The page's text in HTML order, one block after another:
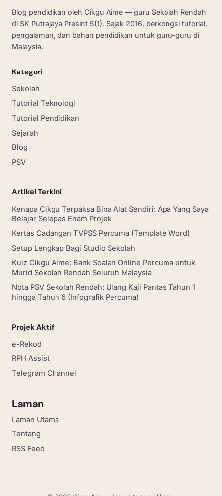
Blog pendidikan oleh Cikgu Aime — guru Sekolah Rendah
di SK Putrajaya Presint 5(1). Sejak 2016, berkongsi tutorial,
pengalaman, dan bahan pendidikan untuk guru-guru di
Malaysia.
Kategori
Sekolah
Tutorial Teknologi
Tutorial Pendidikan
Sejarah
Blog
PSV
Artikel Terkini
Kenapa Cikgu Terpaksa Bina Alat Sendiri: Apa Yang Saya
Belajar Selepas Enam Projek
Kertas Cadangan TVPSS Percuma (Template Word)
Setup Lengkap Bagi Studio Sekolah
Kuiz Cikgu Aime: Bank Soalan Online Percuma untuk
Murid Sekolah Rendah Seluruh Malaysia
Nota PSV Sekolah Rendah: Ulang Kaji Pantas Tahun 1
hingga Tahun 6 (Infografik Percuma)
Projek Aktif
e-Rekod
RPH Assist
Telegram Channel
Laman
Laman Utama
Tentang
RSS Feed